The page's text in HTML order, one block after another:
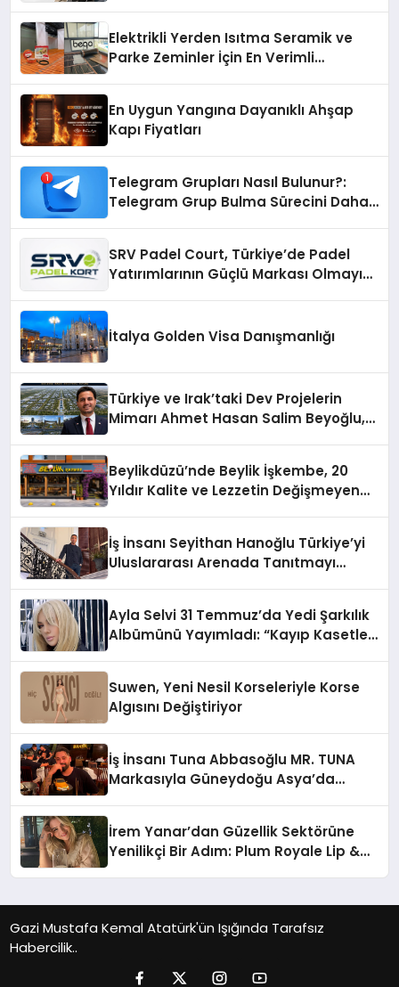
Elektrikli Yerden Isıtma Seramik ve
Parke Zeminler İçin En Verimli
En Uygun Yangına Dayanıklı Ahşap
Kapı Fiyatları
Telegram Grupları Nasıl Bulunur?:
Telegram Grup Bulma Sürecini Daha
SRV Padel Court, Türkiye’de Padel
Yatırımlarının Güçlü Markası Olmayı
İtalya Golden Visa Danışmanlığı
Türkiye ve Irak’taki Dev Projelerin
Mimarı Ahmet Hasan Salim Beyoğlu,
Hayata Geçirecek
Beylikdüzü’nde Beylik İşkembe, 20
Yıldır Kalite ve Lezzetin Değişmeyen
İş İnsanı Seyithan Hanoğlu Türkiye’yi
Uluslararası Arenada Tanıtmayı
Ayla Selvi 31 Temmuz’da Yedi Şarkılık
Albümünü Yayımladı: “Kayıp Kasetler
Suwen, Yeni Nesil Korseleriyle Korse
Algısını Değiştiriyor
İş İnsanı Tuna Abbasoğlu MR. TUNA
Markasıyla Güneydoğu Asya’da
İrem Yanar’dan Güzellik Sektörüne
Yenilikçi Bir Adım: Plum Royale Lip &
Gazi Mustafa Kemal Atatürk'ün Işığında Tarafsız
Habercilik..